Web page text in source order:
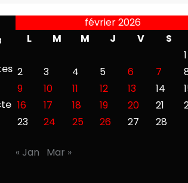
février 2026
L
M M J V S
1
2
3 4 5 6 7
9
10 11 12 13 14
16
17 18 19 20 21
23
24 25 26 27 28
« Jan Mar »